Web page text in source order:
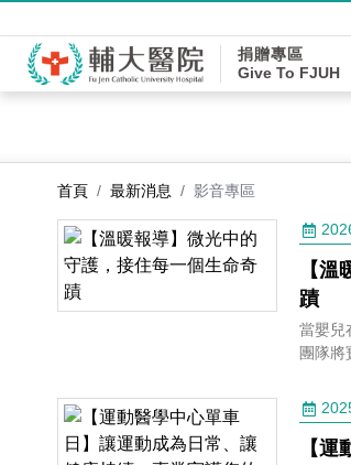
捐贈專區
Give To FJUH
首頁 最新消息 影音專區
【
蹟
當嬰兒
團隊將
【